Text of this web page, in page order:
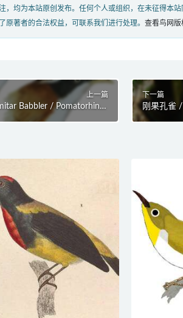
，均为本站原创发布。任何个人或组织，在未征得本
著者的合法权益，可联系我们进行处理。 查看鸟网版
上一篇
Babbler / Pomatorhinus
下一篇
刚果孔雀